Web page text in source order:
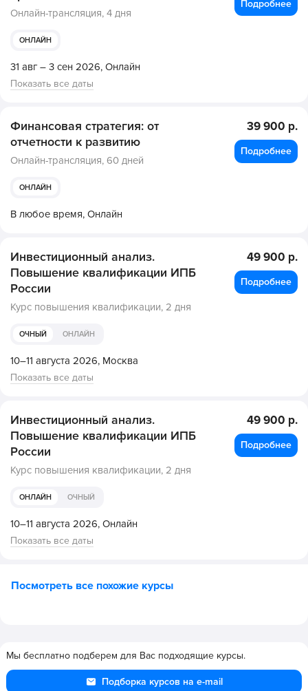
Онлайн-трансляция, 4 дня
ОНЛАЙН
31 авг – 3 сен 2026, Онлайн
Показать все даты
Подробнее
Финансовая стратегия: от
отчетности к развитию
Онлайн-трансляция, 60 дней
ОНЛАЙН
В любое время, Онлайн
39 900 р.
Подробнее
Инвестиционный анализ.
Повышение квалификации ИПБ
России
Курс повышения квалификации, 2 дня
ОЧНЫЙ ОНЛАЙН
10–11 августа 2026, Москва
Показать все даты
49 900 р.
Подробнее
Инвестиционный анализ.
Повышение квалификации ИПБ
России
Курс повышения квалификации, 2 дня
ОНЛАЙН ОЧНЫЙ
10–11 августа 2026, Онлайн
Показать все даты
49 900 р.
Подробнее
Посмотреть все похожие курсы
Мы бесплатно подберем для Вас подходящие курсы.
Подборка курсов на e-mail